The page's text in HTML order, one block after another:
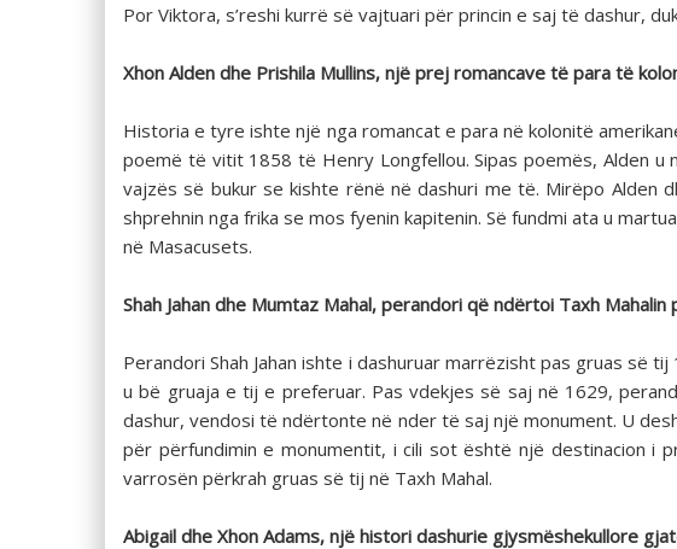
Por Viktora, s’reshi kurrë së vajtuari për princin e saj të dashur,
Xhon Alden dhe Prishila Mullins, një prej romancave të para të
Historia e tyre ishte një nga romancat e para në kolonitë
poemë të vitit 1858 të Henry Longfellou. Sipas poemës, Alden u
vajzës së bukur se kishte rënë në dashuri me të. Mirëpo Alden
shprehnin nga frika se mos fyenin kapitenin. Së fundmi ata u
në Masacusets.
Shah Jahan dhe Mumtaz Mahal, perandori që ndërtoi Taxh
Perandori Shah Jahan ishte i dashuruar marrëzisht pas gruas së
u bë gruaja e tij e preferuar. Pas vdekjes së saj në 1629,
dashur, vendosi të ndërtonte në nder të saj një monument. U
për përfundimin e monumentit, i cili sot është një destinacion i
varrosën përkrah gruas së tij në Taxh Mahal.
Abigail dhe Xhon Adams, një histori dashurie gjysmëshekullore